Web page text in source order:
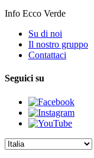
Info Ecco Verde
Su di noi
Il nostro gruppo
Contattaci
Seguici su